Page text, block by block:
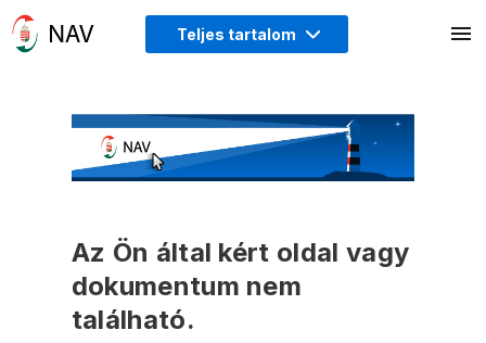
Teljes tartalom
Az Ön által kért oldal vagy
dokumentum nem
található.